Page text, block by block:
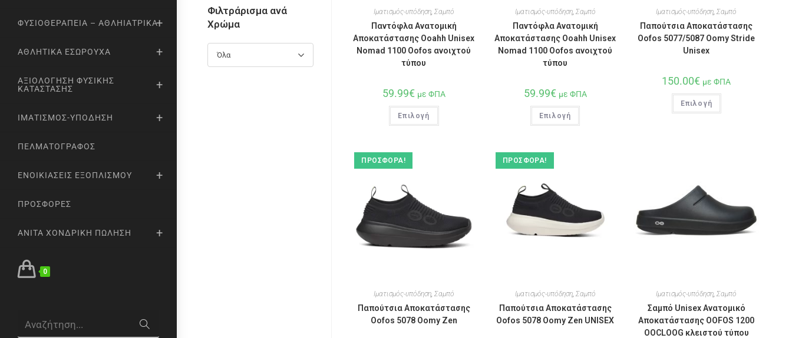
ΦΥΣΙΟΘΕΡΑΠΕΊΑ – ΑΘΛΗΙΑΤΡΙΚΆ
ΑΘΛΗΤΙΚΆ ΕΣΏΡΟΥΧΑ
ΑΞΙΟΛΌΓΗΣΗ ΦΥΣΙΚΉΣ
ΚΑΤΆΣΤΑΣΗΣ
ΙΜΑΤΙΣΜΌΣ-ΥΠΌΔΗΣΗ
ΠΕΛΜΑΤΟΓΡΆΦΟΣ
ΕΝΟΙΚΙΆΣΕΙΣ ΕΞΟΠΛΙΣΜΟΎ
ΠΡΟΣΦΟΡΈΣ
ANITA ΧΟΝΔΡΙΚΉ ΠΏΛΗΣΗ
0
Αναζήτηση...
Φιλτράρισμα ανά
Χρώμα
Όλα
Ιματισμός-υπόδηση, Σαμπό
Παντόφλα Ανατομική
Αποκατάστασης Ooahh Unisex
Nomad 1100 Oofos ανοιχτού
τύπου
59.99€ με ΦΠΑ
Επιλογή
Ιματισμός-υπόδηση, Σαμπό
Παντόφλα Ανατομική
Αποκατάστασης Ooahh Unisex
Nomad 1100 Oofos ανοιχτού
τύπου
59.99€ με ΦΠΑ
Επιλογή
Ιματισμός-υπόδηση,Σαμπό
Παπούτσια Αποκατάστασης
Oofos 5077/5087 Oomy Stride
Unisex
150.00€ με ΦΠΑ
Επιλογή
ΠΡΟΣΦΟΡΆ!
Ιματισμός-υπόδηση, Σαμπό
Παπούτσια Αποκατάστασης
Oofos 5078 Oomy Zen
ΠΡΟΣΦΟΡΆ!
Ιματισμός-υπόδηση, Σαμπό
Παπούτσια Αποκατάστασης
Oofos 5078 Oomy Zen UNISEX
Ιματισμός-υπόδηση,Σαμπό
Σαμπό Unisex Ανατομικό
Αποκατάστασης OOFOS 1200
OOCLOOG κλειστού τύπου